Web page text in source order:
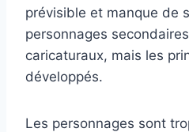
prévisible et manque de
personnages
caricaturaux, mais les
développés.
Les personnages sont